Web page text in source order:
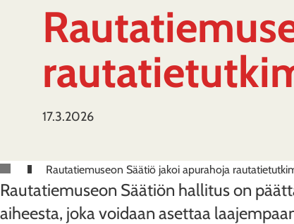
17.3.2026
Rautatiemuseon Säätiö jakoi apurahoja
Rautatiemuseon Säätiön hallitus on
aiheesta, joka voidaan asettaa